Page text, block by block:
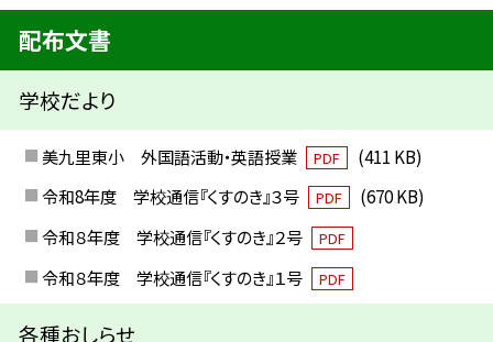
配布文書
学校だより
美九里東小 外国語活動・英語授業 PDF
(411 KB)
令和8年度 学校通信『くすのき』３号
PDF
(670 KB)
令和８年度 学校通信『くすのき』２号
PDF
令和８年度 学校通信『くすのき』１号 PDF
各種おしらせ